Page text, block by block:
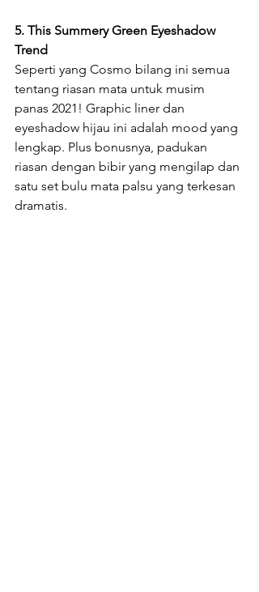
5. This Summery Green Eyeshadow
Trend
Seperti yang Cosmo bilang ini semua
tentang riasan mata untuk musim
panas 2021! Graphic liner dan
eyeshadow hijau ini adalah mood yang
lengkap. Plus bonusnya, padukan
riasan dengan bibir yang mengilap dan
satu set bulu mata palsu yang terkesan
dramatis.